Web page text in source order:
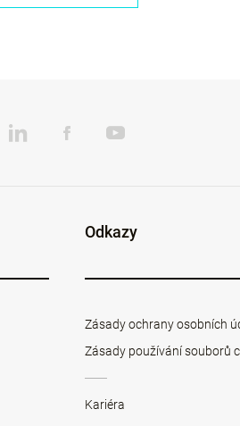
Odkazy
Zásady ochrany osobních
Zásady používání souborů
Kariéra